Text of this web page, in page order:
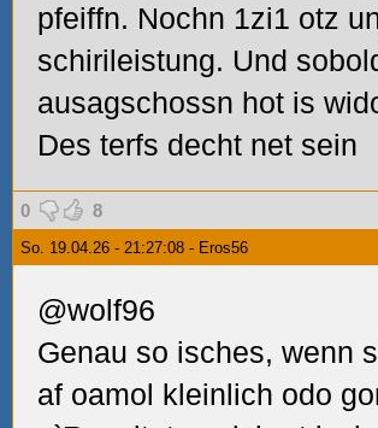
pfeiffn. Nochn 1zi1 otz
schirileistung. Und
ausagschossn hot is
Des terfs decht net sein
0 8
So. 19.04.26 - 21:27:08 - Eros56
@wolf96
Genau so isches, wenn
af oamol kleinlich odo